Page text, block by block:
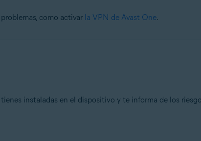
como activar la VPN de Avast One.
instaladas en el dispositivo y te informa de los